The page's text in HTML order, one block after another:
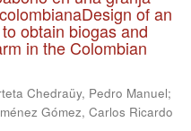
of an
obtain biogas and
in the Colombian
Chedraüy, Pedro Manuel;
Gómez, Carlos Ricardo